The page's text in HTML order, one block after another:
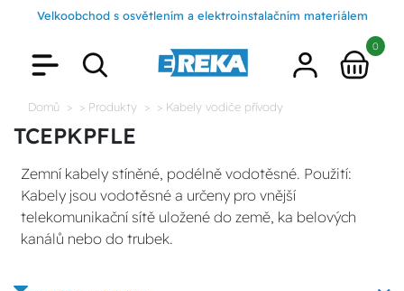
Velkoobchod s osvětlením a elektroinstalačním materiálem
0
Domů > Produkty > Kabely vodiče přívody
TCEPKPFLE
Zemní kabely stíněné, podélně vodotěsné. Použití:
Kabely jsou vodotěsné a určeny pro vnější
telekomunikační sítě uložené do země, ka belových
kanálů nebo do trubek.